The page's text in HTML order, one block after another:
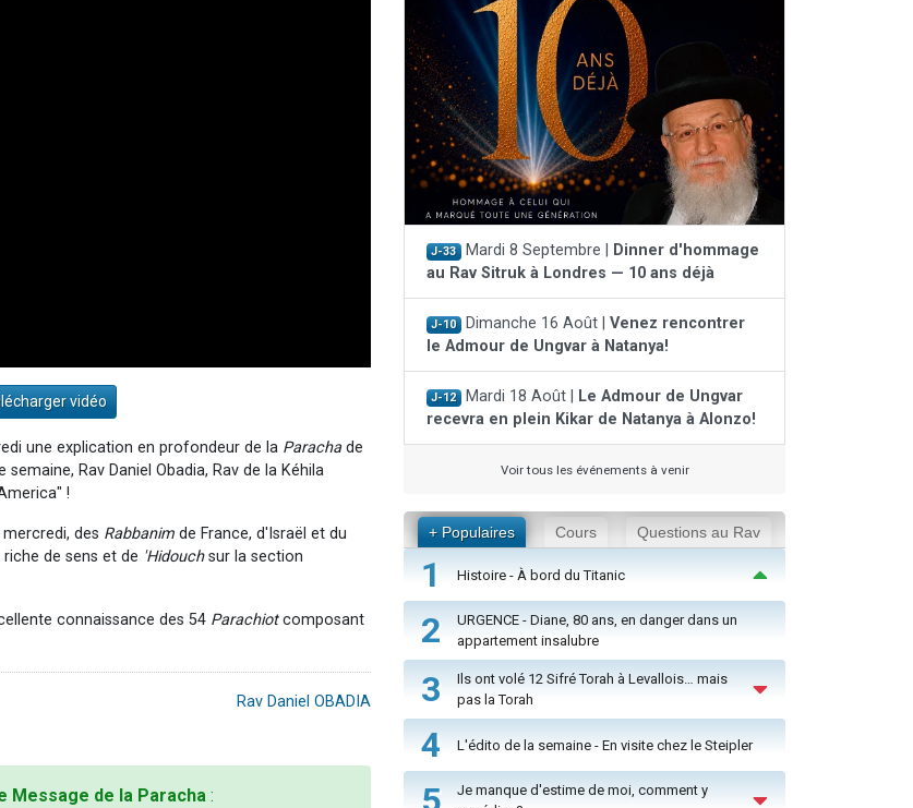
vidéo
une explication en profondeur de la Parachade
Rav Daniel Obadia, Rav de la Kéhila
!
des Rabbanim de France, d'Israël et du
de sens et de 'Hidouchsur la section
connaissance des 54 Parachiotcomposant
Rav Daniel OBADIA
Message de la Paracha :
J-33 Mardi 8 Septembre |
Dinner d'hommage
au Rav Sitruk à Londres — 10 ans déjà
J-10 Dimanche 16 Août | Venez rencontrer
le Admour de Ungvar à Natanya!
J-12 Mardi 18 Août |
Le Admour de Ungvar
recevra en plein Kikar de Natanya à Alonzo!
Voir tous les événements à venir
+ Populaires Cours Questions au Rav
1 Histoire - À bord du Titanic
2
URGENCE - Diane, 80 ans, en danger dans un
appartement insalubre
3
Ils ont volé 12 Sifré Torah à Levallois… mais
pas la Torah
4 L'édito de la semaine - En visite chez le Steipler
Je manque d'estime de moi, comment y